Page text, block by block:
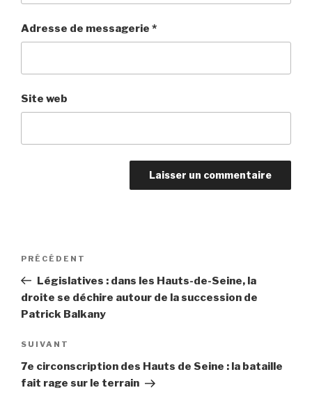
Adresse de messagerie *
Site web
Navigation
l’article
Article
précédent
PRÉCÉDENT
Législatives : dans les Hauts-de-Seine, la
droite se déchire autour de la succession de
Patrick Balkany
Article
suivant
SUIVANT
7e circonscription des Hauts de Seine : la bataille
fait rage sur le terrain